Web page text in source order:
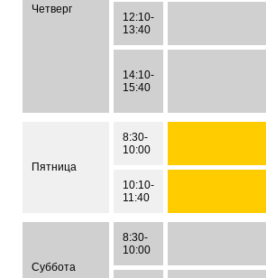
Четверг
12:10-
13:40
14:10-
15:40
Пятница
8:30-
10:00
10:10-
11:40
Суббота
8:30-
10:00